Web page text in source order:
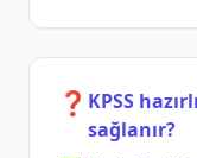
❓ KPSS
sağlanır?